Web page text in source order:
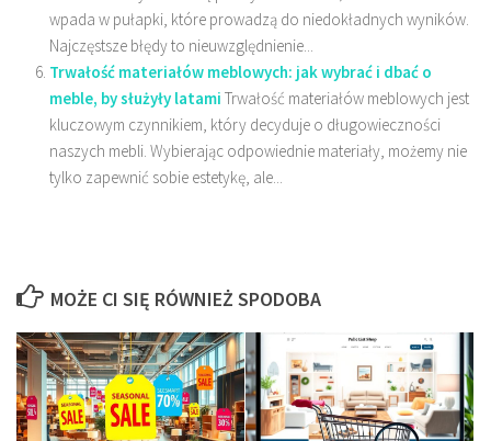
wpada w pułapki, które prowadzą do niedokładnych wyników.
Najczęstsze błędy to nieuwzględnienie...
Trwałość materiałów meblowych: jak wybrać i dbać o
meble, by służyły latami Trwałość materiałów meblowych jest
kluczowym czynnikiem, który decyduje o długowieczności
naszych mebli. Wybierając odpowiednie materiały, możemy nie
tylko zapewnić sobie estetykę, ale...
MOŻE CI SIĘ RÓWNIEŻ SPODOBA